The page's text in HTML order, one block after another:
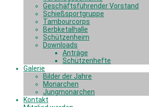
Geschäftsführender Vorstand
Schießsportgruppe
Tambourcorps
Berbketalhalle
Schützenheim
Downloads
Anträge
Schützenhefte
Galerie
Bilder der Jahre
Monarchen
Jungmonarchen
Kontakt